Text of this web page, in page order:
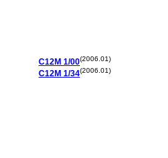
C12M 1/00(2006.01)
C12M 1/34(2006.01)